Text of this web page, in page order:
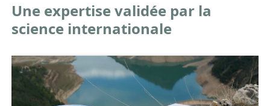
Une expertise validée par la
science internationale